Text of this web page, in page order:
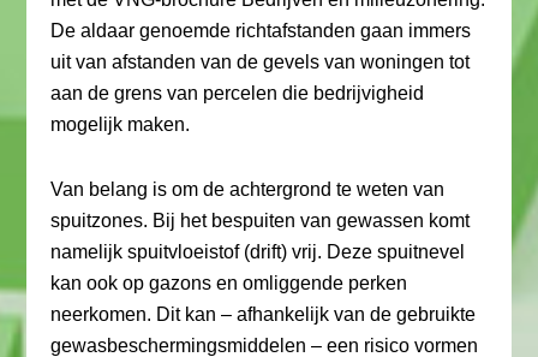
De aldaar genoemde richtafstanden gaan immers
uit van afstanden van de gevels van woningen tot
aan de grens van percelen die bedrijvigheid
mogelijk maken.
Van belang is om de achtergrond te weten van
spuitzones. Bij het bespuiten van gewassen komt
namelijk spuitvloeistof (drift) vrij. Deze spuitnevel
kan ook op gazons en omliggende perken
neerkomen. Dit kan – afhankelijk van de gebruikte
gewasbeschermingsmiddelen – een risico vormen